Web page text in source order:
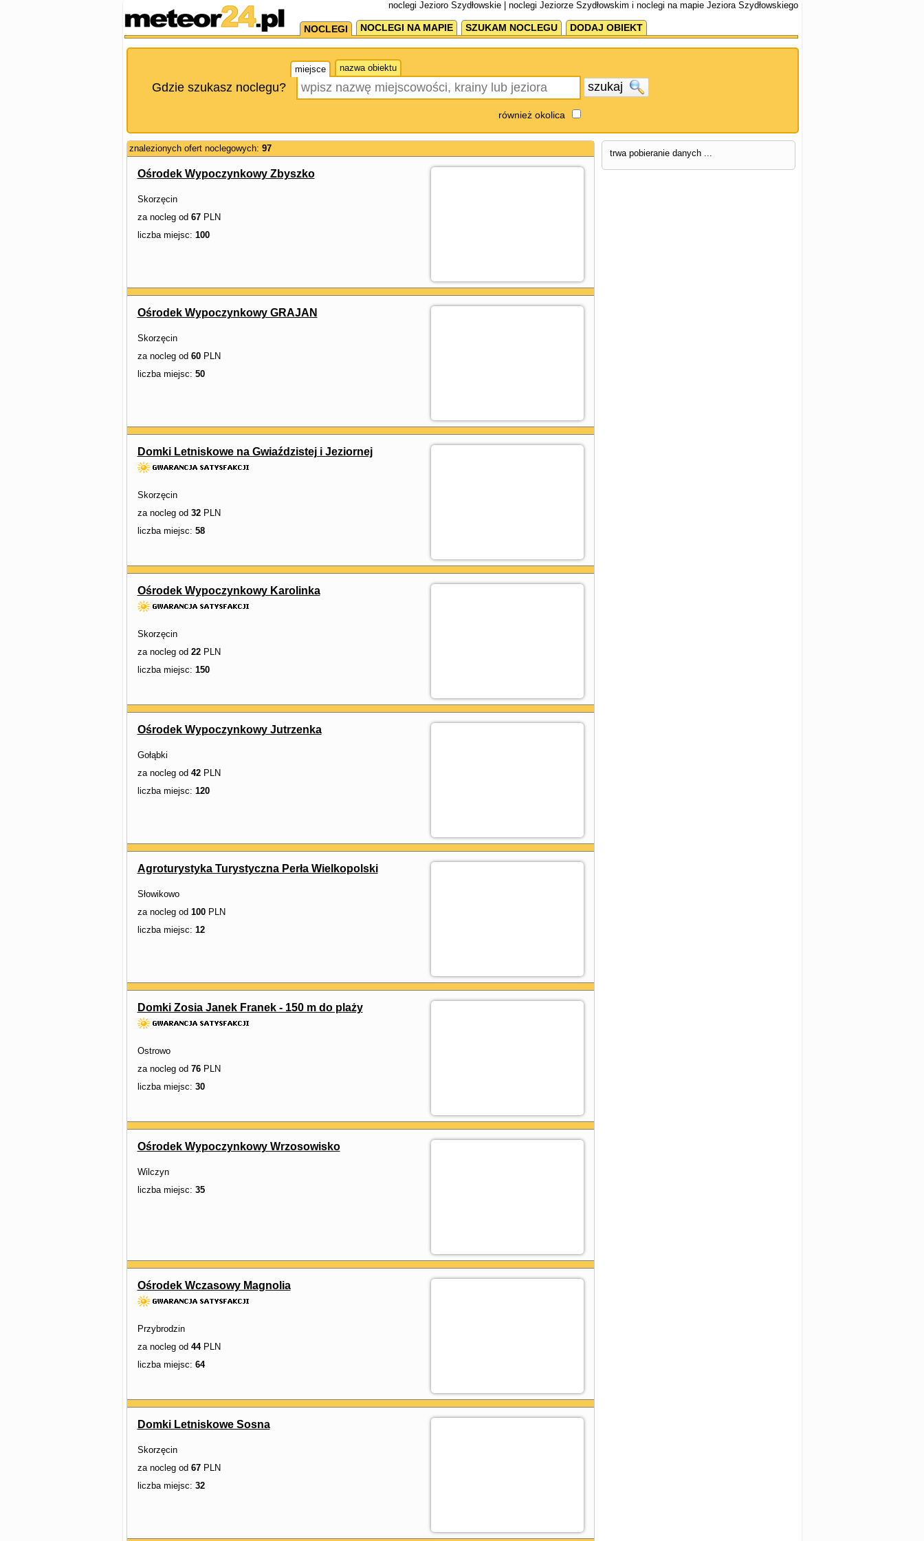
noclegi Jezioro Szydłowskie | noclegi Jeziorze Szydłowskim i noclegi na mapie Jeziora Szydłowskiego
NOCLEGI NOCLEGI NA MAPIE SZUKAM NOCLEGU DODAJ OBIEKT
miejsce nazwa obiektu
Gdzie szukasz noclegu? szukaj
również okolica
znalezionych ofert noclegowych: 97
Ośrodek Wypoczynkowy Zbyszko
Skorzęcin
za nocleg od 67PLN
liczba miejsc: 100
Ośrodek Wypoczynkowy GRAJAN
Skorzęcin
za nocleg od 60PLN
liczba miejsc: 50
Domki Letniskowe na Gwiaździstej i Jeziornej
Skorzęcin
za nocleg od 32PLN
liczba miejsc: 58
Ośrodek Wypoczynkowy Karolinka
Skorzęcin
za nocleg od 22PLN
liczba miejsc: 150
Ośrodek Wypoczynkowy Jutrzenka
Gołąbki
za nocleg od 42PLN
liczba miejsc: 120
Agroturystyka Turystyczna Perła Wielkopolski
Słowikowo
za nocleg od 100PLN
liczba miejsc: 12
Domki Zosia Janek Franek - 150 m do plaży
Ostrowo
za nocleg od 76PLN
liczba miejsc: 30
Ośrodek Wypoczynkowy Wrzosowisko
Wilczyn
liczba miejsc: 35
Ośrodek Wczasowy Magnolia
Przybrodzin
za nocleg od 44PLN
liczba miejsc: 64
Domki Letniskowe Sosna
Skorzęcin
za nocleg od 67PLN
liczba miejsc: 32
trwa pobieranie danych ...